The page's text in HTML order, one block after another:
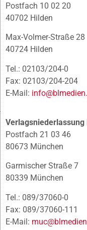
Postfach 10 02 20
40702 Hilden
Max-Volmer-Straße 28
40724 Hilden
Tel.: 02103/204-0
Fax: 02103/204-204
E-Mail:
Verlagsniederlassung
Postfach 21 03 46
80673 München
Garmischer Straße 7
80339 München
Tel.: 089/37060-0
Fax: 089/37060-111
E-Mail: